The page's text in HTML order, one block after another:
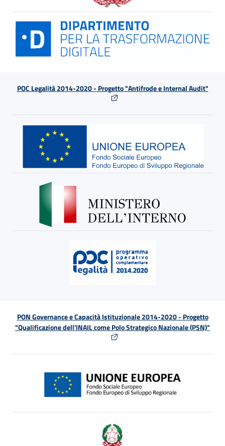
POC Legalità 2014-2020 - Progetto "Antifrode e Internal Audit"
PON Governance e Capacità Istituzionale 2014-2020 - Progetto
"Qualificazione dell'INAIL come Polo Strategico Nazionale (PSN)"